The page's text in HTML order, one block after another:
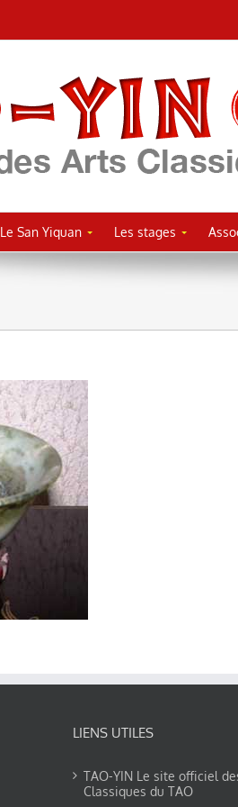
Le San Yiquan Les stages
LIENS UTILES
TAO-YIN Le site officiel
Classiques du TAO